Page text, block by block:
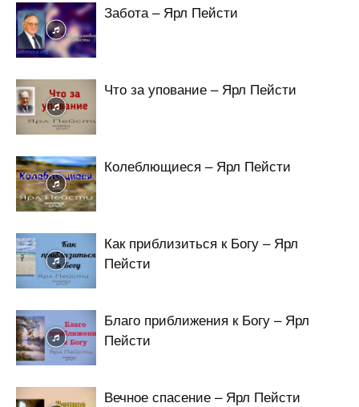
Забота – Ярл Пейсти
Что за упование – Ярл Пейсти
Колеблющиеся – Ярл Пейсти
Как приблизиться к Богу – Ярл
Пейсти
Благо приближения к Богу – Ярл
Пейсти
Вечное спасение – Ярл Пейсти